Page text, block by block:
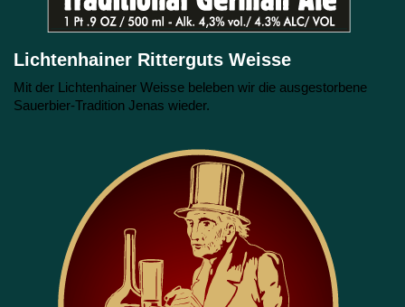
Lichtenhainer Ritterguts Weisse
Mit der Lichtenhainer Weisse beleben wir die ausgestorbene
Sauerbier-Tradition Jenas wieder.